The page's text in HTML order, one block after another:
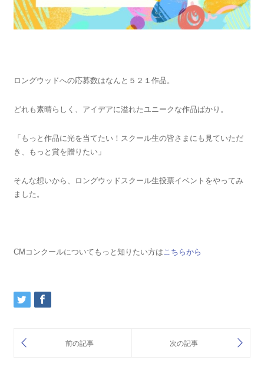
ロングウッドへの応募数はなんと５２１作品。
どれも素晴らしく、アイデアに溢れたユニークな作品ばかり。
「もっと作品に光を当てたい！スクール生の皆さまにも見ていただ
き、もっと賞を贈りたい」
そんな想いから、ロングウッドスクール生投票イベントをやってみ
ました。
CMコンクールについてもっと知りたい方は こちらから